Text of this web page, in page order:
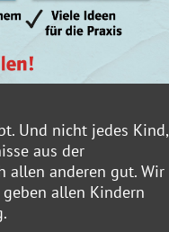
Und nicht jedes Kind,
aus der
allen anderen gut. Wir
allen Kindern